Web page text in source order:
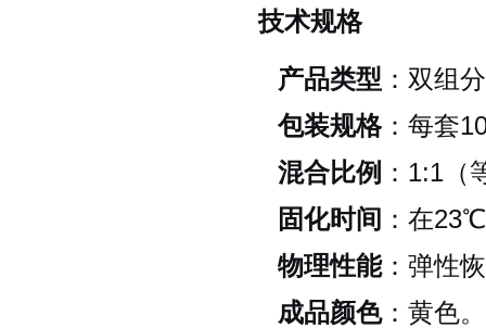
技术规格
产品类型 ：双组
包装规格：每套
混合比例 ：1:1（
固化时间 ：在
物理性能：弹性
成品颜色：黄色。